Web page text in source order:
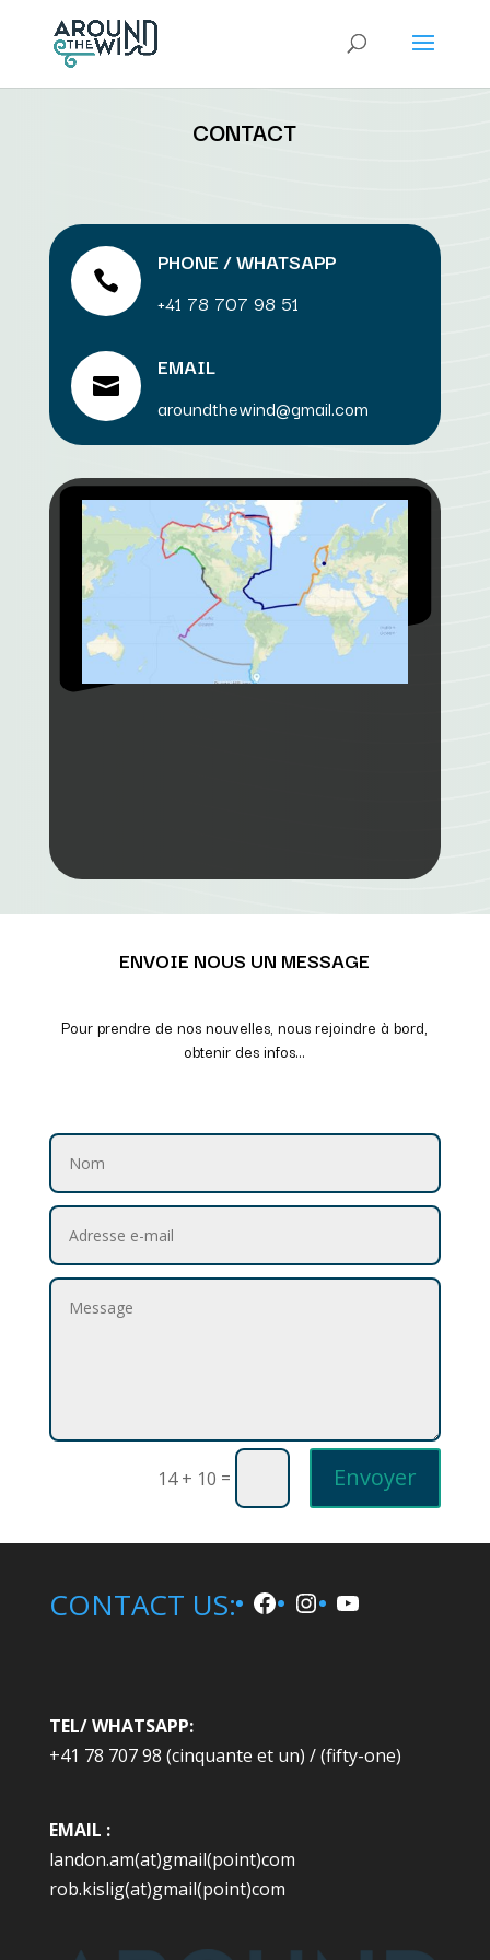
CONTACT

PHONE / WHATSAPP
+41 78 707 98 51

EMAIL
aroundthewind@gmail.com
ENVOIE NOUS UN MESSAGE
Pour prendre de nos nouvelles, nous rejoindre à bord,
obtenir des infos…
14 + 10 = Envoyer
CONTACT US: Facebook
Instagram
YouTube
TEL/ WHATSAPP:
+41 78 707 98 (cinquante et un) / (fifty-one)
EMAIL :
landon.am(at)gmail(point)com
rob.kislig(at)gmail(point)com